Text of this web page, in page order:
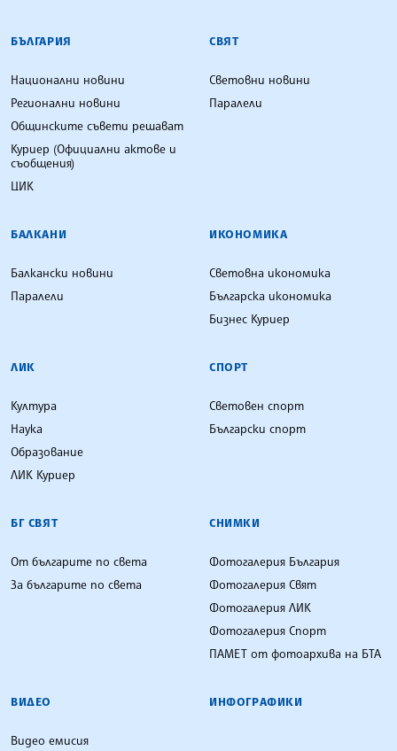
БЪЛГАРСКА ТЕЛЕГРАФНА АГЕНЦИЯ
БЪЛГАРИЯ
Национални новини
Регионални новини
Общинските съвети решават
Куриер (Официални актове и
съобщения)
ЦИК
СВЯТ
Световни новини
Паралели
БАЛКАНИ
Балкански новини
Паралели
ИКОНОМИКА
Световна икономика
Българска икономика
Бизнес Куриер
ЛИК
Култура
Наука
Образование
ЛИК Куриер
СПОРТ
Световен спорт
Български спорт
БГ СВЯТ
От българите по света
За българите по света
СНИМКИ
Фотогалерия България
Фотогалерия Свят
Фотогалерия ЛИК
Фотогалерия Спорт
ПАМЕТ от фотоархива на БТА
ВИДЕО
Видео емисия
ИНФОГРАФИКИ